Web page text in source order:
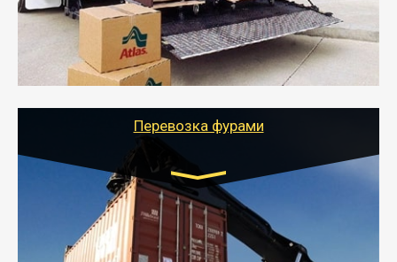
стоимости).
- Тайгер Логистик подберет автотранспорт, быстро и
качественно организует переезд к новому месту
службы или работы с гарантией сохранности груза и
оформлением документов, подтверждающих
Перевозка фурами
Транспорт:
Еврофура Тент от 5 до 10 тонн
грузоподъемность